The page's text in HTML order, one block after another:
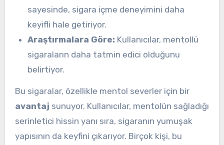
sayesinde, sigara içme deneyimini daha
keyifli hale getiriyor.
Araştırmalara Göre: Kullanıcılar, mentollü
sigaraların daha tatmin edici olduğunu
belirtiyor.
Bu sigaralar, özellikle mentol severler için bir
avantaj sunuyor. Kullanıcılar, mentolün sağladığı
serinletici hissin yanı sıra, sigaranın yumuşak
yapısının da keyfini çıkarıyor. Birçok kişi, bu